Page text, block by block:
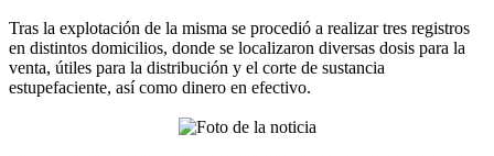
Tras la explotación de la misma se procedió a realizar tres registros
en distintos domicilios, donde se localizaron diversas dosis para la
venta, útiles para la distribución y el corte de sustancia
estupefaciente, así como dinero en efectivo.